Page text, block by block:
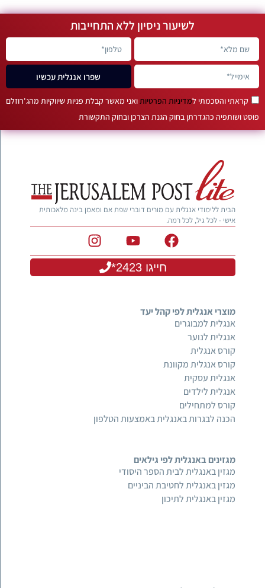
לשיעור ניסיון ללא התחייבות
קראתי והסכמתי למדיניות הפרטיותואני מאשר קבלת פניות שיווקיות מהג'רוזלם
פוסט ושותפיה כהגדרתן בחוק הגנת הצרכן ובחוק התקשורת
שפרו אנגלית עכשיו
הבית ללימודי אנגלית עם מורים דוברי שפת אם ומאמן בינה מלאכותית
אישי - לכל גיל, לכל רמה.
חייגו 2423*
מוצרי אנגלית לפי קהל יעד
אנגלית למבוגרים
אנגלית לנוער
קורס אנגלית
קורס אנגלית מקוונת
אנגלית עסקית
אנגלית לילדים
קורס למתחילים
הכנה לבגרות באנגלית באמצעות הטלפון
מגזינים באנגלית לפי גילאים
מגזין באנגלית לבית הספר היסודי
מגזין באנגלית לחטיבת הביניים
מגזין באנגלית לתיכון